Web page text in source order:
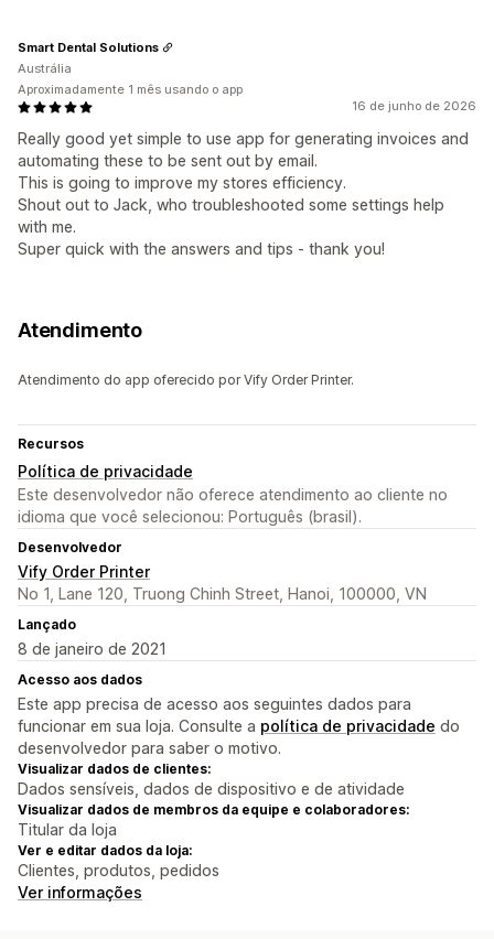
16 de junho de 2026
Really good yet simple to use app for generating invoices and
automating these to be sent out by email.
This is going to improve my stores efficiency.
Shout out to Jack, who troubleshooted some settings help
with me.
Super quick with the answers and tips - thank you!
Smart Dental Solutions
Austrália
Aproximadamente 1 mês usando o app
Atendimento
Atendimento do app oferecido por Vify Order Printer.
Recursos
Política de privacidade
Este desenvolvedor não oferece atendimento ao cliente no
idioma que você selecionou: Português (brasil).
Desenvolvedor
Vify Order Printer
No 1, Lane 120, Truong Chinh Street, Hanoi, 100000, VN
Lançado
8 de janeiro de 2021
Acesso aos dados
Este app precisa de acesso aos seguintes dados para
funcionar em sua loja. Consulte a política de privacidade do
desenvolvedor para saber o motivo.
Visualizar dados de clientes:
Dados sensíveis, dados de dispositivo e de atividade
Visualizar dados de membros da equipe e colaboradores:
Titular da loja
Ver e editar dados da loja:
Clientes, produtos, pedidos
Ver informações